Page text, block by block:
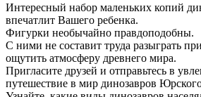
Интересный набор маленьких копий
впечатлит Вашего ребенка.
Фигурки необычайно правдоподобны.
С ними не составит труда разыграть
ощутить атмосферу древнего мира.
Пригласите друзей и отправьтесь в
путешествие в мир динозавров